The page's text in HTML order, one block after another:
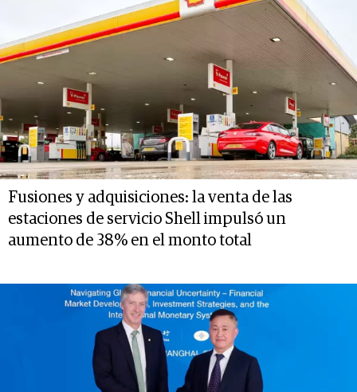
Fusiones y adquisiciones: la venta de las
estaciones de servicio Shell impulsó un
aumento de 38% en el monto total